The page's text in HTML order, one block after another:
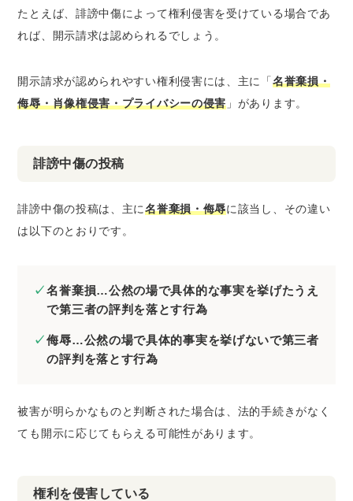
たとえば、誹謗中傷によって権利侵害を受けている場合であ
れば、開示請求は認められるでしょう。
開示請求が認められやすい権利侵害には、主に「名誉棄損・
侮辱・肖像権侵害・プライバシーの侵害 」があります。
誹謗中傷の投稿
誹謗中傷の投稿は、主に名誉棄損・侮辱に該当し、その違い
は以下のとおりです。
名誉棄損…公然の場で具体的な事実を挙げたうえ
で第三者の評判を落とす行為
侮辱…公然の場で具体的事実を挙げないで第三者
の評判を落とす行為
被害が明らかなものと判断された場合は、 法的手続きがなく
ても開示に応じてもらえる可能性があります。
権利を侵害している